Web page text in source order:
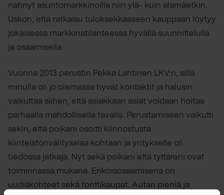
nähnyt asuntomarkkinoilla niin ylä- kuin alamäetkin.
Uskon, että ratkaisu tuloksekkaaseen kauppaan löytyy
jokaisessa markkinatilanteessa hyvällä suunnittelulla
ja osaamisella.
Vuonna 2013 perustin Pekka Lahtinen LKV:n, sillä
minulla oli jo olemassa hyvät kontaktit ja halusin
vaikuttaa siihen, että asiakkaan asiat voidaan hoitaa
parhaalla mahdollisella tavalla. Perustamiseen vaikutti
sekin, että poikani osoitti kiinnostusta
kiinteistönvälitysalaa kohtaan ja yritykselle oli
tiedossa jatkaja. Nyt sekä poikani että tyttäreni ovat
toiminnassa mukana. Erikoisosaamisena on
uudiskohteet sekä tonttikaupat. Autan pieniä ja